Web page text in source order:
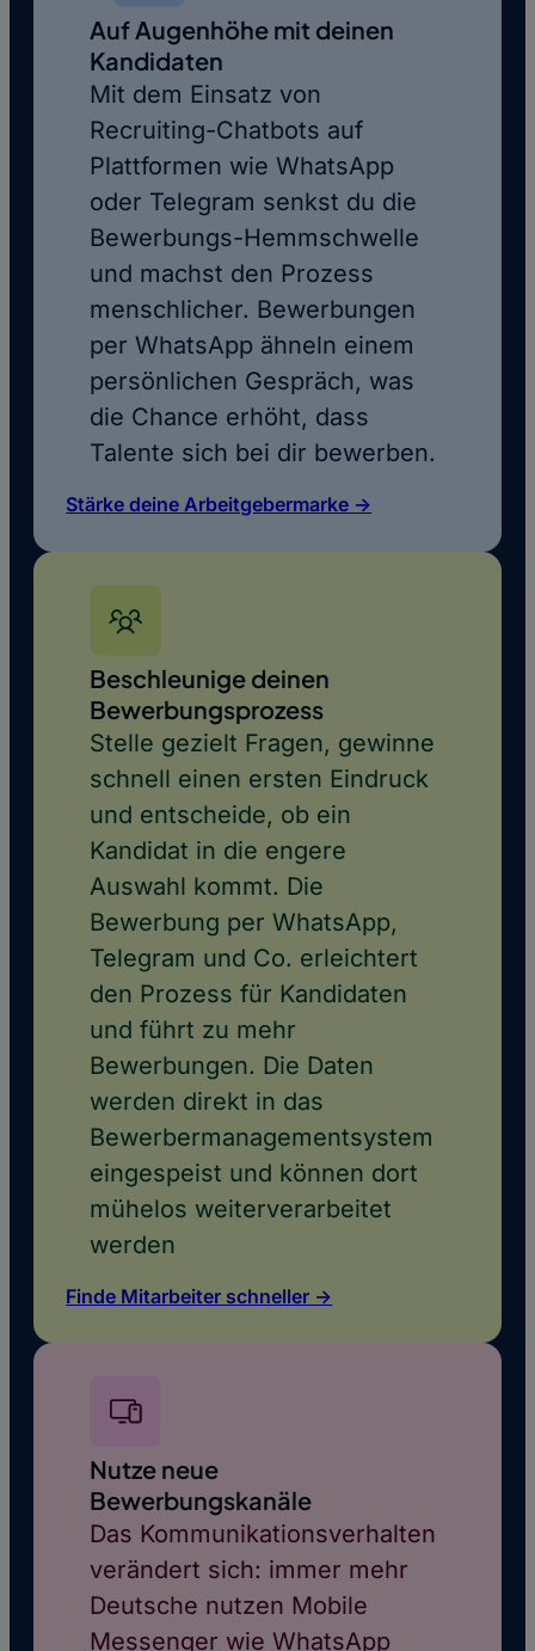
Auf Augenhöhe mit deinen
Kandidaten
Mit dem Einsatz von
Recruiting-Chatbots auf
Plattformen wie WhatsApp
oder Telegram senkst du die
Bewerbungs-Hemmschwelle
und machst den Prozess
menschlicher. Bewerbungen
per WhatsApp ähneln einem
persönlichen Gespräch, was
die Chance erhöht, dass
Talente sich bei dir bewerben.
Stärke deine Arbeitgebermarke ->
Beschleunige deinen
Bewerbungsprozess
Stelle gezielt Fragen, gewinne
schnell einen ersten Eindruck
und entscheide, ob ein
Kandidat in die engere
Auswahl kommt. Die
Bewerbung per WhatsApp,
Telegram und Co. erleichtert
den Prozess für Kandidaten
und führt zu mehr
Bewerbungen. Die Daten
werden direkt in das
Bewerbermanagementsystem
eingespeist und können dort
mühelos weiterverarbeitet
werden
Finde Mitarbeiter schneller ->
Nutze neue
Bewerbungskanäle
Das Kommunikationsverhalten
verändert sich: immer mehr
Deutsche nutzen Mobile
Messenger wie WhatsApp